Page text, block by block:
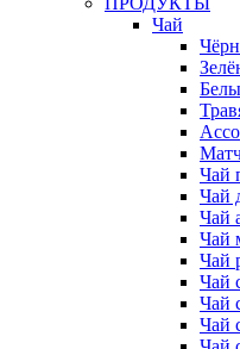
Чай
Чай
Чай
Чай
Чай
Чай
Чай
Чай
Чай